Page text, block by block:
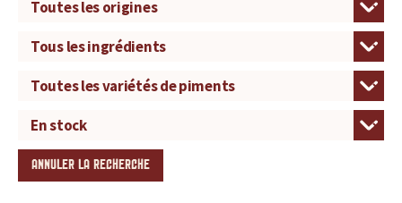
ANNULER LA RECHERCHE